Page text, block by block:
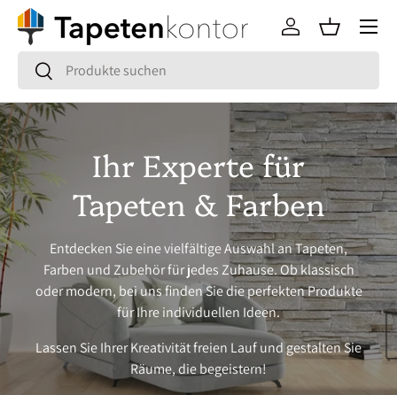
Direkt zum Inhalt
Suchen
Suchen
Einloggen
Menü
Ihr Experte für
Tapeten & Farben
Entdecken Sie eine vielfältige Auswahl an Tapeten,
Farben und Zubehör für jedes Zuhause. Ob klassisch
oder modern, bei uns finden Sie die perfekten Produkte
für Ihre individuellen Ideen.
Lassen Sie Ihrer Kreativität freien Lauf und gestalten Sie
Räume, die begeistern!